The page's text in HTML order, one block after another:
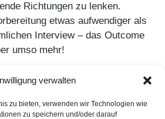
verwalten
zu bieten, verwenden wir Technologien wie
zu speichern und/oder darauf
Richtungen zu lenken.
etwas aufwendiger als
Interview – das Outcome
umso mehr!
,PR-Agentur